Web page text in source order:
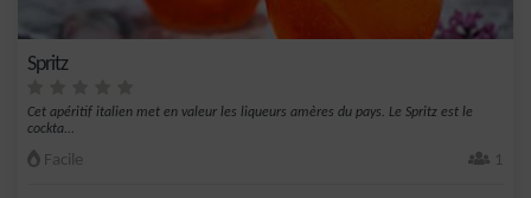
Spritz
Cet apéritif italien met en valeur les liqueurs amères du pays. Le Spritz est le
cockta...
Facile 1